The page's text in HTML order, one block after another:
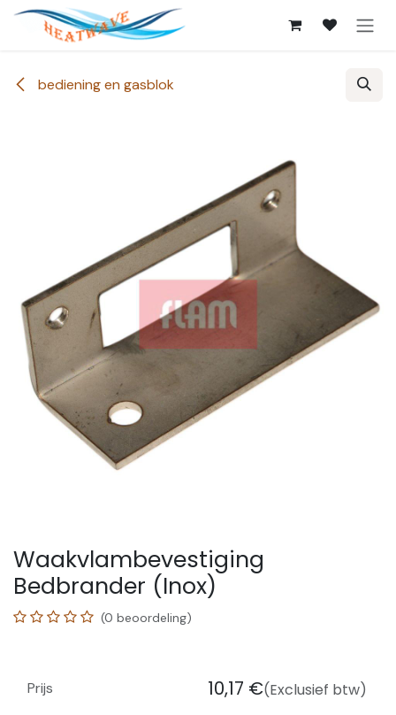
Overslaan naar inhoud
bediening en gasblok
Waakvlambevestiging
Bedbrander (Inox)
(0 beoordeling)
Prijs 10,17 €(Exclusief btw)